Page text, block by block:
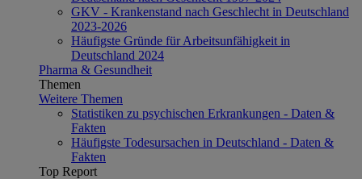
GKV - Krankenstand nach Geschlecht in Deutschland
2023-2026
Häufigste Gründe für Arbeitsunfähigkeit in
Deutschland 2024
Pharma & Gesundheit
Themen
Weitere Themen
Statistiken zu psychischen Erkrankungen - Daten &
Fakten
Häufigste Todesursachen in Deutschland - Daten &
Fakten
Top Report